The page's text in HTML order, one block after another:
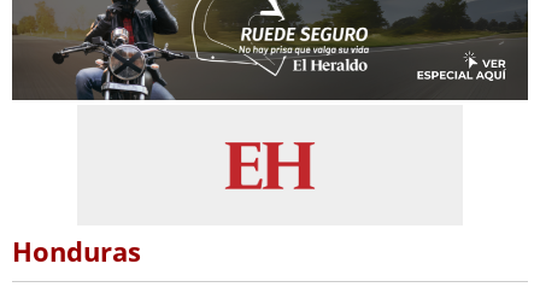
Honduras